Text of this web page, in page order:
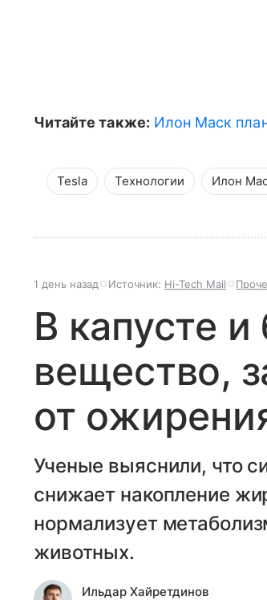
Читайте также: Илон Маск
Tesla Технологии Илон
1 день назад Источник: Hi-Tech Mail
В капусте
вещество,
от
Ученые выяснили, что
снижает накопление
нормализует
животных.
Ильдар Хайретдинов